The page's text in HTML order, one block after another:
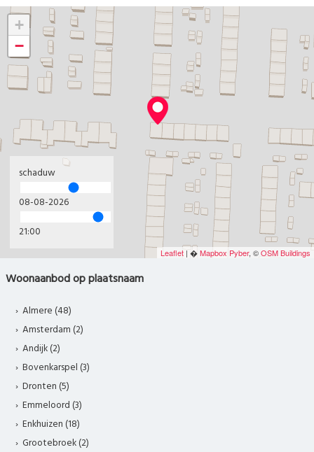
+
−
Leaflet | �Mapbox Pyber, ©OSM Buildings
schaduw
08-08-2026
21:00
Woonaanbod op plaatsnaam
Almere (48)
Amsterdam (2)
Andijk (2)
Bovenkarspel (3)
Dronten (5)
Emmeloord (3)
Enkhuizen (18)
Grootebroek (2)